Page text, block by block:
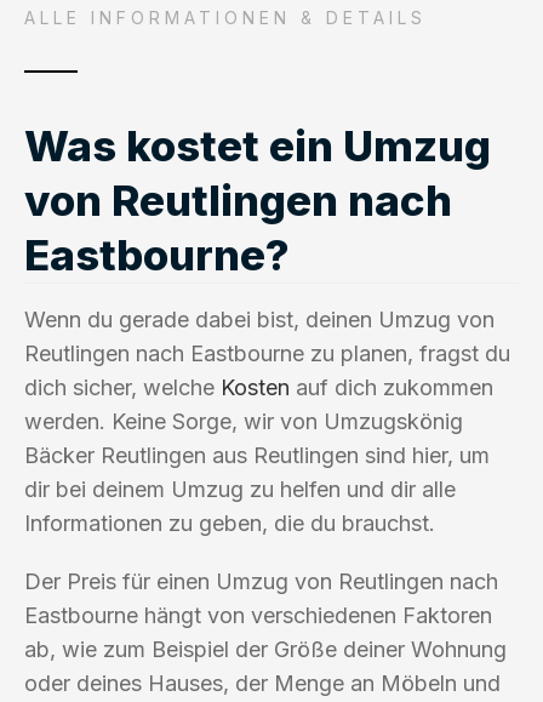
ALLE INFORMATIONEN & DETAILS
Was kostet ein Umzug
von Reutlingen nach
Eastbourne?
Wenn du gerade dabei bist, deinen Umzug von
Reutlingen nach Eastbourne zu planen, fragst du
dich sicher, welche Kosten auf dich zukommen
werden. Keine Sorge, wir von Umzugskönig
Bäcker Reutlingen aus Reutlingen sind hier, um
dir bei deinem Umzug zu helfen und dir alle
Informationen zu geben, die du brauchst.
Der Preis für einen Umzug von Reutlingen nach
Eastbourne hängt von verschiedenen Faktoren
ab, wie zum Beispiel der Größe deiner Wohnung
oder deines Hauses, der Menge an Möbeln und